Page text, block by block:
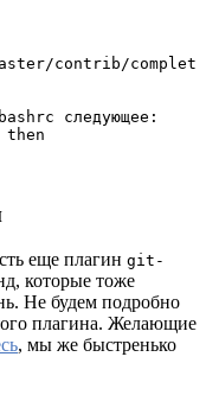
contrib/complet
следующее:
еще плагин git-
которые тоже
Не будем подробно
плагина. Желающие
, мы же быстренько